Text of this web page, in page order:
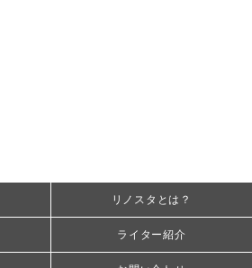
リノスタとは？
ライター紹介